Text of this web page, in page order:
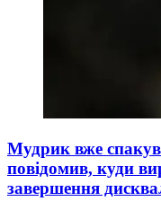
Мудрик вже
повідомив, куди
завершення